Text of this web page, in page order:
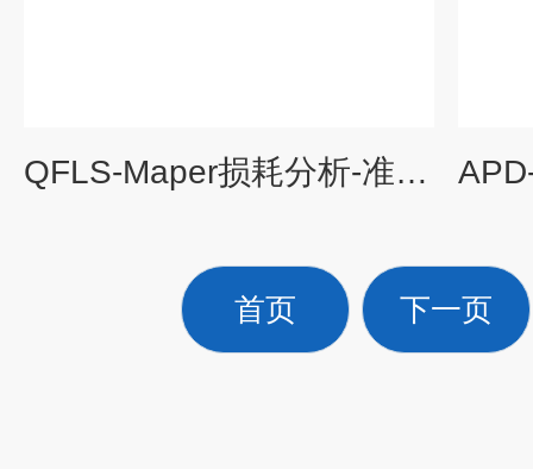
QFLS-Maper损耗分析-准费米能级检测仪
首页 下一页